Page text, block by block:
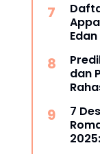
2025
dan
Anda
7